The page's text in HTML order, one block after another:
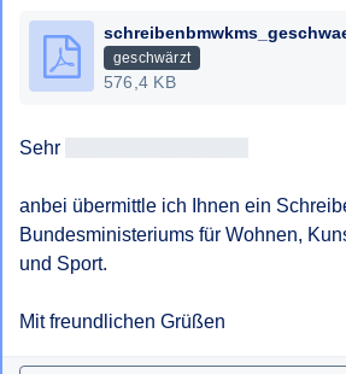
geschwärzt
576,4 KB
Sehr
anbei übermittle ich Ihnen ein
Bundesministeriums für Wohnen,
und Sport.
Mit freundlichen Grüßen